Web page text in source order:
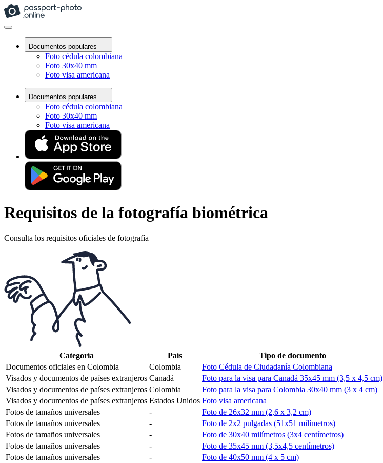
Documentos populares
Foto cédula colombiana
Foto 30x40 mm
Foto visa americana
Documentos populares
Foto cédula colombiana
Foto 30x40 mm
Foto visa americana
Requisitos de la fotografía biométrica
Consulta los requisitos oficiales de fotografía
Categoría País
Tipo de documento
Documentos oficiales en Colombia
Colombia
Foto Cédula de Ciudadanía Colombiana
Visados y documentos de países extranjeros Canadá
Foto para la visa para Canadá 35x45 mm (3,5 x 4,5 cm)
Visados y documentos de países extranjeros Colombia
Foto para la visa para Colombia 30x40 mm (3 x 4 cm)
Visados y documentos de países extranjeros Estados Unidos Foto visa americana
Fotos de tamaños universales
-
Foto de 26x32 mm (2,6 x 3,2 cm)
Fotos de tamaños universales
-
Foto de 2x2 pulgadas (51x51 milímetros)
Fotos de tamaños universales
-
Foto de 30x40 milímetros (3x4 centímetros)
Fotos de tamaños universales
-
Foto de 35x45 mm (3,5x4,5 centímetros)
Fotos de tamaños universales
-
Foto de 40x50 mm (4 x 5 cm)